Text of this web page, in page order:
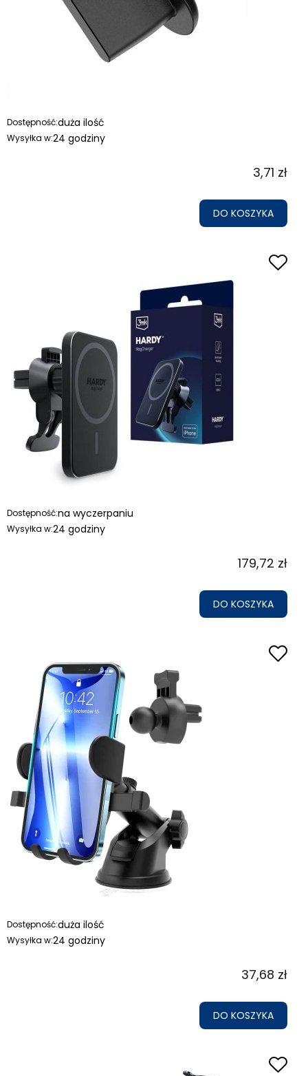
Dostępność:duża ilość
Wysyłka w:24 godziny
3,71 zł
DO KOSZYKA
Dostępność:na wyczerpaniu
Wysyłka w:24 godziny
179,72 zł
DO KOSZYKA
Dostępność:duża ilość
Wysyłka w:24 godziny
37,68 zł
DO KOSZYKA